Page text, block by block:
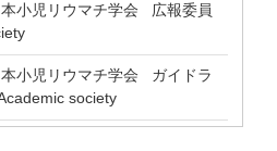
小児リウマチ学会 広報委員
小児リウマチ学会 ガイドラ
society